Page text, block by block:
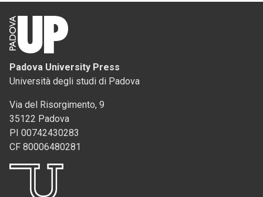
Padova University Press
Università degli studi di Padova
Via del Risorgimento, 9
35122 Padova
PI 00742430283
CF 80006480281